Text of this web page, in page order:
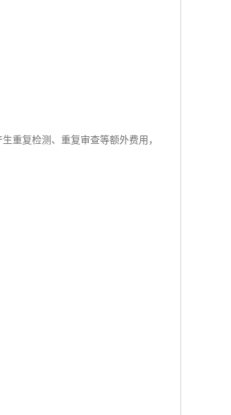
重复检测、重复审查等额外费用，